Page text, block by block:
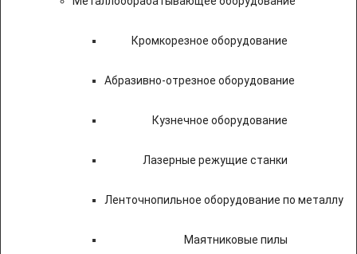
Кромкорезное оборудование
Абразивно-отрезное оборудование
Кузнечное оборудование
Лазерные режущие станки
Ленточнопильное оборудование по металлу
Маятниковые пилы